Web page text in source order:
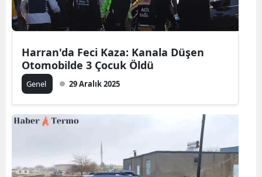
Harran'da Feci Kaza: Kanala Düşen
Otomobilde 3 Çocuk Öldü
Genel 29 Aralık 2025